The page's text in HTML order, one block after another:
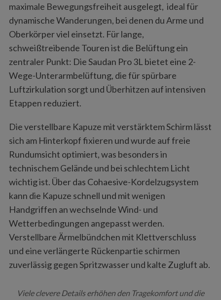
maximale Bewegungsfreiheit ausgelegt, ideal für
dynamische Wanderungen, bei denen du Arme und
Oberkörper viel einsetzt. Für lange,
schweißtreibende Touren ist die Belüftung ein
zentraler Punkt: Die Saudan Pro 3L bietet eine 2-
Wege-Unterarmbelüftung, die für spürbare
Luftzirkulation sorgt und Überhitzen auf intensiven
Etappen reduziert.
Die verstellbare Kapuze mit verstärktem Schirm lässt
sich am Hinterkopf fixieren und wurde auf freie
Rundumsicht optimiert, was besonders in
technischem Gelände und bei schlechtem Licht
wichtig ist. Über das Cohaesive-Kordelzugsystem
kann die Kapuze schnell und mit wenigen
Handgriffen an wechselnde Wind- und
Wetterbedingungen angepasst werden.
Verstellbare Ärmelbündchen mit Klettverschluss
und eine verlängerte Rückenpartie schirmen
zuverlässig gegen Spritzwasser und kalte Zugluft ab.
Viele clevere Details erhöhen den Tragekomfort und die